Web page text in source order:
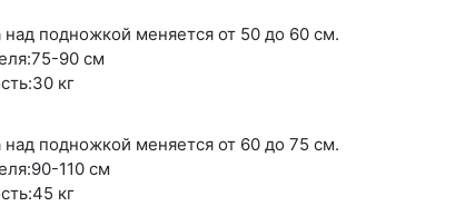
над подножкой меняется от 50 до 60 см.
90 см
кг
над подножкой меняется от 60 до 75 см.
110 см
кг